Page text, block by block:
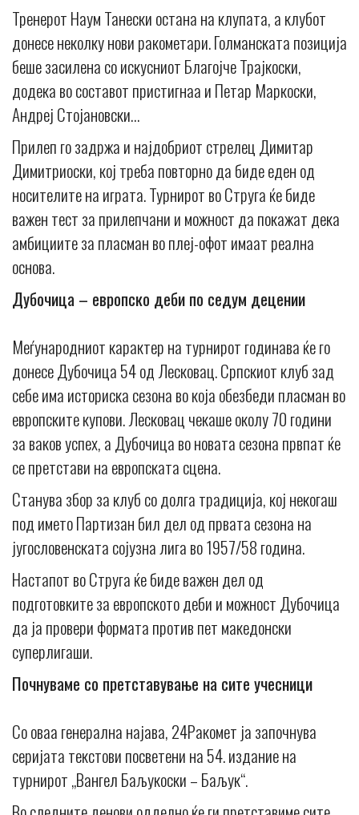
Тренерот Наум Танески остана на клупата, а клубот
донесе неколку нови ракометари. Голманската позиција
беше засилена со искусниот Благојче Трајкоски,
додека во составот пристигнаа и Петар Маркоски,
Андреј Стојановски…
Прилеп го задржа и најдобриот стрелец Димитар
Димитриоски, кој треба повторно да биде еден од
носителите на играта. Турнирот во Струга ќе биде
важен тест за прилепчани и можност да покажат дека
амбициите за пласман во плеј-офот имаат реална
основа.
Дубочица – европско деби по седум децении
Меѓународниот карактер на турнирот годинава ќе го
донесе Дубочица 54 од Лесковац. Српскиот клуб зад
себе има историска сезона во која обезбеди пласман во
европските купови. Лесковац чекаше околу 70 години
за ваков успех, а Дубочица во новата сезона првпат ќе
се претстави на европската сцена.
Станува збор за клуб со долга традиција, кој некогаш
под името Партизан бил дел од првата сезона на
југословенската сојузна лига во 1957/58 година.
Настапот во Струга ќе биде важен дел од
подготовките за европското деби и можност Дубочица
да ја провери формата против пет македонски
суперлигаши.
Почнуваме со претставување на сите учесници
Со оваа генерална најава, 24Ракомет ја започнува
серијата текстови посветени на 54. издание на
турнирот „Вангел Баљукоски – Баљук“.